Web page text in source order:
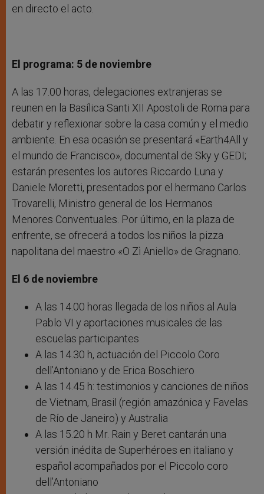
en directo el acto.
El programa: 5 de noviembre
A las 17.00 horas, delegaciones extranjeras se
reunen en la Basílica Santi XII Apostoli de Roma para
debatir y reflexionar sobre la casa común y el medio
ambiente. En esa ocasión se presentará «Earth4All y
el mundo de Francisco», documental de Sky y GEDI;
estarán presentes los autores Riccardo Luna y
Daniele Moretti, presentados por el hermano Carlos
Trovarelli, Ministro general de los Hermanos
Menores Conventuales. Por último, en la plaza de
enfrente, se ofrecerá a todos los niños la pizza
napolitana del maestro «O Zì Aniello» de Gragnano.
El 6 de noviembre
A las 14.00 horas llegada de los niños al Aula
Pablo VI y aportaciones musicales de las
escuelas participantes
A las 14.30 h, actuación del Piccolo Coro
dell’Antoniano y de Erica Boschiero
A las 14.45 h: testimonios y canciones de niños
de Vietnam, Brasil (región amazónica y Favelas
de Río de Janeiro) y Australia
A las 15.20 h Mr. Rain y Beret cantarán una
versión inédita de Superhéroes en italiano y
español acompañados por el Piccolo coro
dell’Antoniano